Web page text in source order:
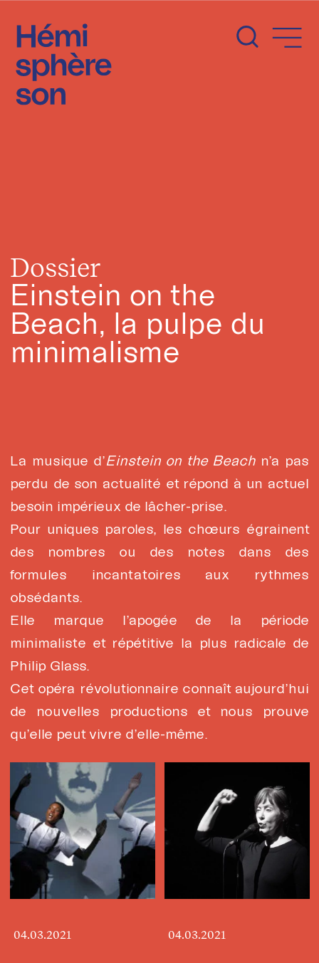
contenu
Dossier
Einstein on the
Beach, la pulpe du
minimalisme
La musique d’Einstein on the Beach n’a pas
perdu de son actualité et répond à un actuel
besoin impérieux de lâcher-prise.
Pour uniques paroles, les chœurs égrainent
des nombres ou des notes dans des
formules incantatoires aux rythmes
obsédants.
Elle marque l’apogée de la période
minimaliste et répétitive la plus radicale de
Philip Glass.
Cet opéra révolutionnaire connaît aujourd’hui
de nouvelles productions et nous prouve
qu’elle peut vivre d’elle-même.
04.03.2021 04.03.2021